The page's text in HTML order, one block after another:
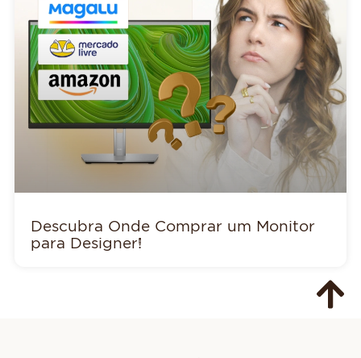
Descubra Onde Comprar um Monitor
para Designer!